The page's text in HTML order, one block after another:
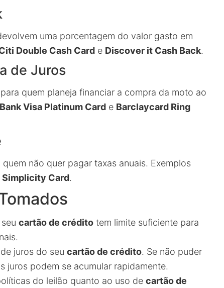
uma porcentagem do valor gasto em
Double Cash Card e Discover it Cash Back.
de Juros
quem planeja financiar a compra da moto ao
Visa Platinum Card e Barclaycard Ring
não quer pagar taxas anuais. Exemplos
Simplicity Card.
cartão de crédito tem limite suficiente para
juros do seu cartão de crédito. Se não puder
juros podem se acumular rapidamente.
do leilão quanto ao uso de cartão de